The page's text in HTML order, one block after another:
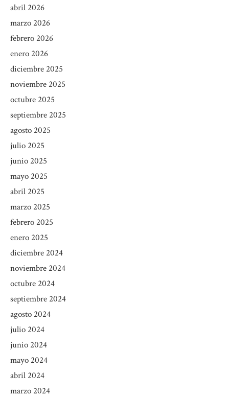
abril 2026
marzo 2026
febrero 2026
enero 2026
diciembre 2025
noviembre 2025
octubre 2025
septiembre 2025
agosto 2025
julio 2025
junio 2025
mayo 2025
abril 2025
marzo 2025
febrero 2025
enero 2025
diciembre 2024
noviembre 2024
octubre 2024
septiembre 2024
agosto 2024
julio 2024
junio 2024
mayo 2024
abril 2024
marzo 2024